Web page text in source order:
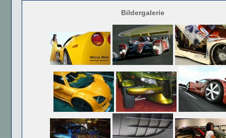
Bildergalerie